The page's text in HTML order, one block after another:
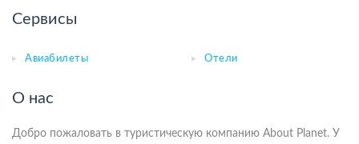
Сервисы
Авиабилеты Отели
О нас
Добро пожаловать в туристическую компанию About Planet. У